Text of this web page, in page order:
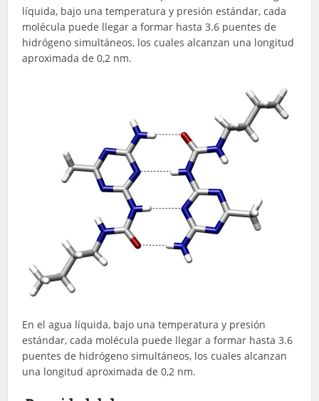
líquida, bajo una temperatura y presión estándar, cada
molécula puede llegar a formar hasta 3.6 puentes de
hidrógeno simultáneos, los cuales alcanzan una longitud
aproximada de 0,2 nm.
En el agua líquida, bajo una temperatura y presión
estándar, cada molécula puede llegar a formar hasta 3.6
puentes de hidrógeno simultáneos, los cuales alcanzan
una longitud aproximada de 0,2 nm.